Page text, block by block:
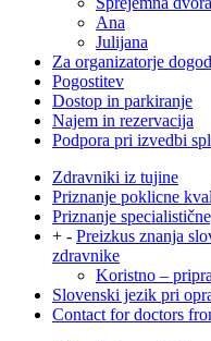
Ana
Julijana
Za organizatorje
Pogostitev
Dostop in parkiranje
Najem in rezervacija
Podpora pri izvedbi
Zdravniki iz tujine
Priznanje poklicne
Priznanje
+ - Preizkus znanja
zdravnike
Koristno –
Slovenski jezik pri
Contact for doctors